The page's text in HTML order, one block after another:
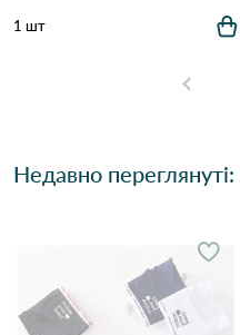
1 шт
Недавно переглянуті: